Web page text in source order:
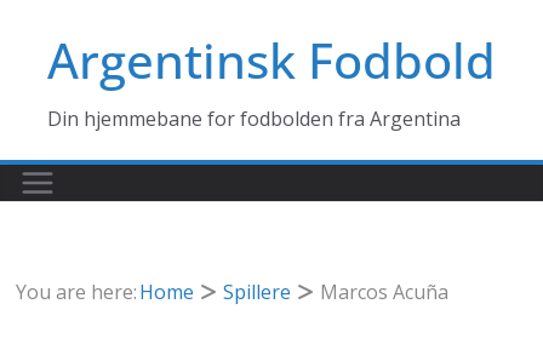
contentArgentinsk Fodbold
Din hjemmebane for fodbolden fra Argentina
You are here:Home Spillere Marcos Acuña